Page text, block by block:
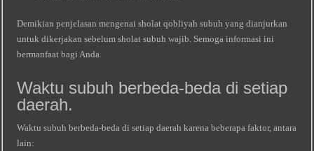
Demikian penjelasan mengenai sholat qobliyah subuh yang dianjurkan
untuk dikerjakan sebelum sholat subuh wajib. Semoga informasi ini
bermanfaat bagi Anda.
Waktu subuh berbeda-beda di setiap
daerah.
Waktu subuh berbeda-beda di setiap daerah karena beberapa faktor, antara
lain: